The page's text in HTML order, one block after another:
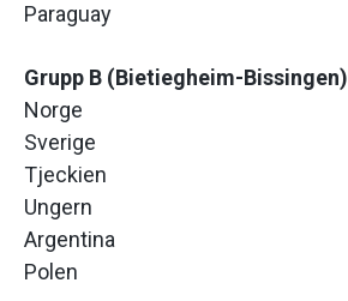
Paraguay
Grupp B (Bietiegheim-Bissingen)
Norge
Sverige
Tjeckien
Ungern
Argentina
Polen